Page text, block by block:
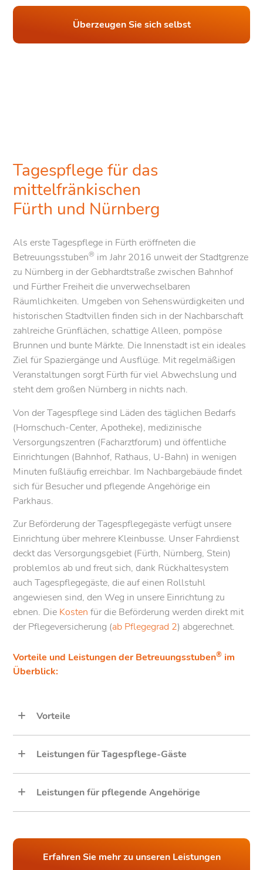
Überzeugen Sie sich selbst
Tagespflege für das
mittelfränkischen
Fürth und Nürnberg
Als erste Tagespflege in Fürth eröffneten die
Betreuungsstuben® im Jahr 2016 unweit der Stadtgrenze
zu Nürnberg in der Gebhardtstraße zwischen Bahnhof
und Fürther Freiheit die unverwechselbaren
Räumlichkeiten. Umgeben von Sehenswürdigkeiten und
historischen Stadtvillen finden sich in der Nachbarschaft
zahlreiche Grünflächen, schattige Alleen, pompöse
Brunnen und bunte Märkte. Die Innenstadt ist ein ideales
Ziel für Spaziergänge und Ausflüge. Mit regelmäßigen
Veranstaltungen sorgt Fürth für viel Abwechslung und
steht dem großen Nürnberg in nichts nach.
Von der Tagespflege sind Läden des täglichen Bedarfs
(Hornschuch-Center, Apotheke), medizinische
Versorgungszentren (Facharztforum) und öffentliche
Einrichtungen (Bahnhof, Rathaus, U-Bahn) in wenigen
Minuten fußläufig erreichbar. Im Nachbargebäude findet
sich für Besucher und pflegende Angehörige ein
Parkhaus.
Zur Beförderung der Tagespflegegäste verfügt unsere
Einrichtung über mehrere Kleinbusse. Unser Fahrdienst
deckt das Versorgungsgebiet (Fürth, Nürnberg, Stein)
problemlos ab und freut sich, dank Rückhaltesystem
auch Tagespflegegäste, die auf einen Rollstuhl
angewiesen sind, den Weg in unsere Einrichtung zu
ebnen. Die Kosten für die Beförderung werden direkt mit
der Pflegeversicherung (ab Pflegegrad 2) abgerechnet.
Vorteile und Leistungen der Betreuungsstuben® im
Überblick:
Vorteile
Leistungen für Tagespflege-Gäste
Leistungen für pflegende Angehörige
Erfahren Sie mehr zu unseren Leistungen